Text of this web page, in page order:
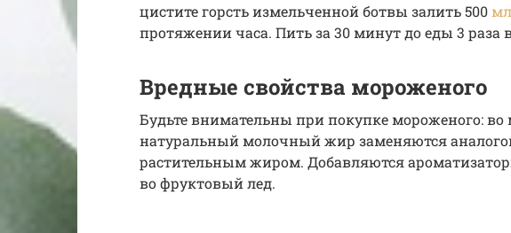
цистите горсть измельченной ботвы залить 500
протяжении часа. Пить за 30 минут до еды 3 раза
Вредные свойства мороженого
Будьте внимательны при покупке мороженого: во
натуральный молочный жир заменяются
растительным жиром. Добавляются
во фруктовый лед.